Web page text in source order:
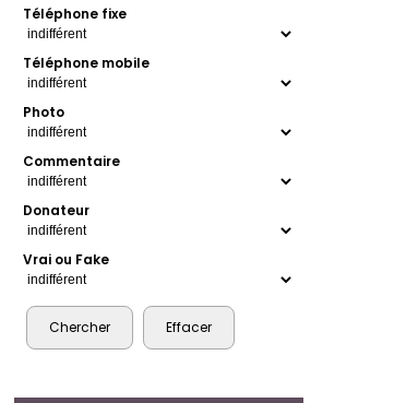
Téléphone fixe
Téléphone mobile
Photo
Commentaire
Donateur
Vrai ou Fake